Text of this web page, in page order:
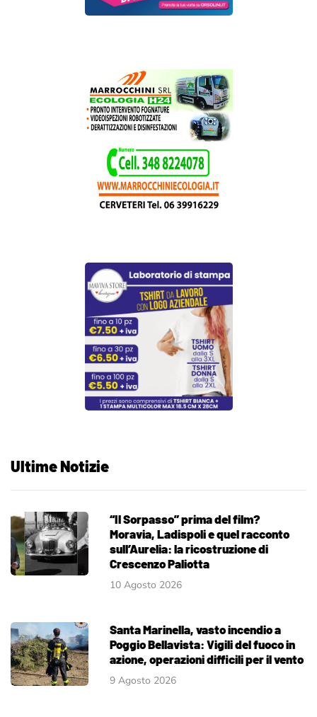
Ultime Notizie
“Il Sorpasso” prima del film?
Moravia, Ladispoli e quel racconto
sull’Aurelia: la ricostruzione di
Crescenzo Paliotta
10 Agosto 2026
Santa Marinella, vasto incendio a
Poggio Bellavista: Vigili del fuoco in
azione, operazioni difficili per il vento
9 Agosto 2026